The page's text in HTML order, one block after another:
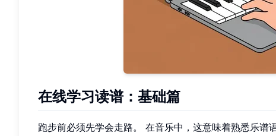
在线学习读谱：基础篇
跑步前必须先学会走路。 在音乐中，这意味着熟悉乐